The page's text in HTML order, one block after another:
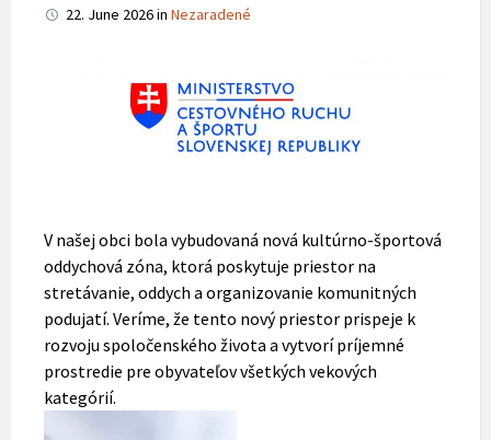
22. June 2026in Nezaradené
V našej obci bola vybudovaná nová kultúrno-športová
oddychová zóna, ktorá poskytuje priestor na
stretávanie, oddych a organizovanie komunitných
podujatí. Veríme, že tento nový priestor prispeje k
rozvoju spoločenského života a vytvorí príjemné
prostredie pre obyvateľov všetkých vekových
kategórií.